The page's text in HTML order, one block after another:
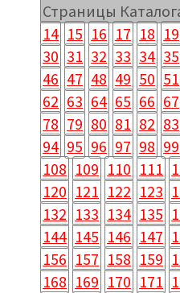
Страницы
14 15 16 17 18 19
30 31 32 33 34 35
46 47 48 49 50 51
62 63 64 65 66 67
78 79 80 81 82 83
94 95 96 97 98 99
108 109 110 111
120 121 122 123
132 133 134 135
144 145 146 147
156 157 158 159
168 169 170 171